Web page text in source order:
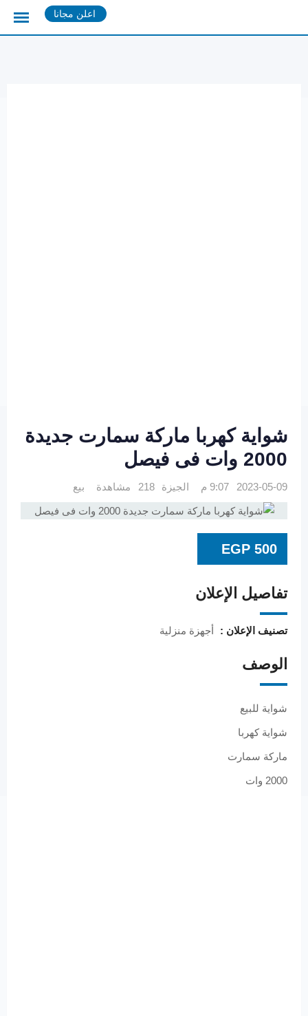
اعلن مجانا
شواية كهربا ماركة سمارت جديدة
2000 وات فى فيصل
2023-05-09 9:07 م الجيزة 218 مشاهدة بيع
EGP 500
تفاصيل الإعلان
تصنيف الإعلان : أجهزة منزلية
الوصف
شواية للبيع
شواية كهربا
ماركة سمارت
2000 وات